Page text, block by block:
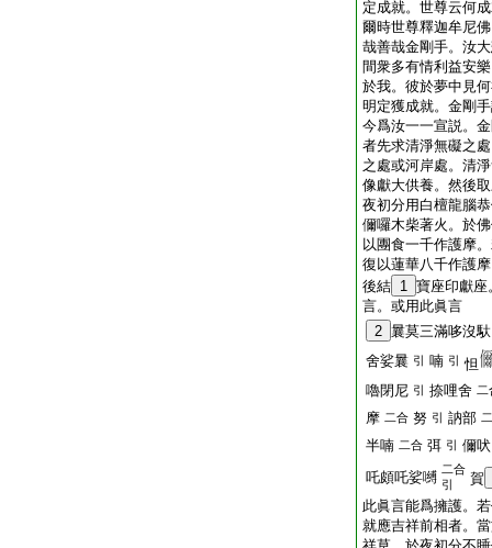
定成就。世尊云何
爾時世尊釋迦牟尼
哉善哉金剛手。汝
間衆多有情利益安
於我。彼於夢中見
明定獲成就。金剛
今爲汝一一宣説。
者先求清淨無礙之
之處或河岸處。清
像獻大供養。然後
夜初分用白檀龍腦
儞囉木柴著火。於
以團食一千作護摩
復以蓮華八千作護
後結 1 寶座印獻座
言。或用此眞言
2 曩莫三滿哆沒馱
舍娑曩 引 喃 引 怛
嚕閉尼 引 捺哩舍 二
摩 二合 努 引 訥部
半喃 二合 弭 引 儞吠
吒頗吒娑嚩 二合
引
賀
此眞言能爲擁護。
就應吉祥前相者。